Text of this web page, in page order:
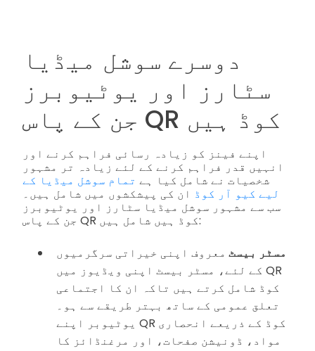
دوسرے سوشل میڈیا
سٹارز اور یوٹیوبرز
جن کے پاس QR کوڈ ہیں
اپنے فینز کو زیادہ رسائی فراہم کرنے اور
انہیں قدر فراہم کرنے کے لئے زیادہ تر مشہور
شخصیات نے شامل کیا ہے تمام سوشل میڈیا کے
لیے کیو آر کوڈ ان کی پیشکشوں میں شامل ہیں۔
سب سے مشہور سوشل میڈیا سٹارز اور یوٹیوبرز
جن کے پاس QR کوڈ ہیں شامل ہیں:
مسٹر بیسٹ معروف اپنی خیراتی سرگرمیوں
کے لئے، مسٹر بیسٹ اپنی ویڈیوز میں QR
کوڈ شامل کرتے ہیں تاکہ ان کا اجتماعی
تعلق عمومی کے ساتھ بہتر طریقے سے ہو۔
یوٹیوبر اپنے QR کوڈ کے ذریعے انحصاری
مواد، ڈونیشن صفحات، اور مرغنڈائز کا